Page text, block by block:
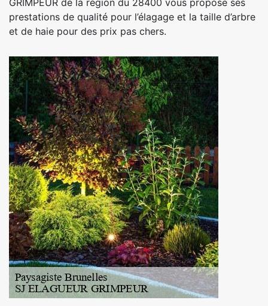
prestations de qualité pour l’élagage et la taille d’arbre
et de haie pour des prix pas chers.